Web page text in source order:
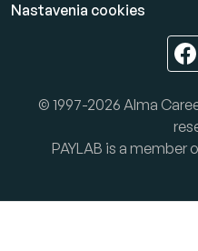
Nastavenia cookies
© 1997-2026 Alma
PAYLAB is a member